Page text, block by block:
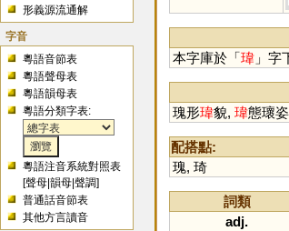
形義源流通解
字音
粵語音節表
粵語聲母表
粵語韻母表
粵語分類字表:
粵語注音系統對照表
[聲母 |韻母 |聲調]
普通話音節表
其他方言讀音
本字庫於「瑋」字
瑰形瑋貌, 瑋態瓌
配搭點:
瑰, 琦
詞類
adj.